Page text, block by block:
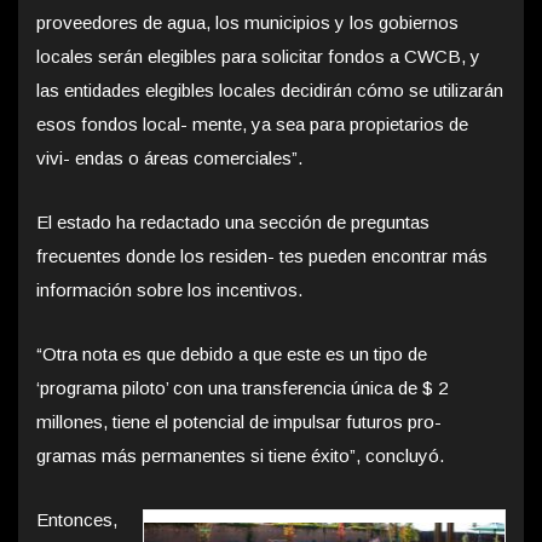
proveedores de agua, los municipios y los gobiernos
locales serán elegibles para solicitar fondos a CWCB, y
las entidades elegibles locales decidirán cómo se utilizarán
esos fondos local- mente, ya sea para propietarios de
vivi- endas o áreas comerciales”.
El estado ha redactado una sección de preguntas
frecuentes donde los residen- tes pueden encontrar más
información sobre los incentivos.
“Otra nota es que debido a que este es un tipo de
‘programa piloto’ con una transferencia única de $ 2
millones, tiene el potencial de impulsar futuros pro-
gramas más permanentes si tiene éxito”, concluyó.
Entonces,